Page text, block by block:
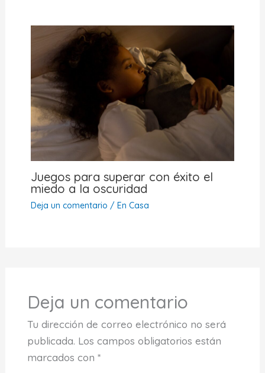
Juegos para superar con éxito el
miedo a la oscuridad
Deja un comentario / En Casa
Deja un comentario
Tu dirección de correo electrónico no será
publicada. Los campos obligatorios están
marcados con *